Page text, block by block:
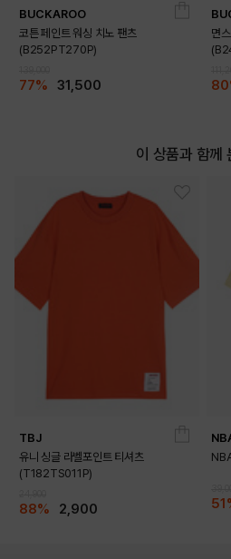
BUCKAROO
코튼 페인트 워싱 치노 팬츠
(B252PT270P)
77% 31,500
면
이 상품과 함께
TBJ
유니 싱글 라벨포인트 티셔츠
(T182TS011P)
88% 2,900